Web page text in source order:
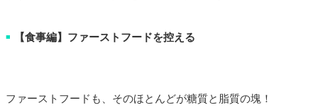
■ 【食事編】ファーストフードを控える
ファーストフードも、そのほとんどが糖質と脂質の塊！